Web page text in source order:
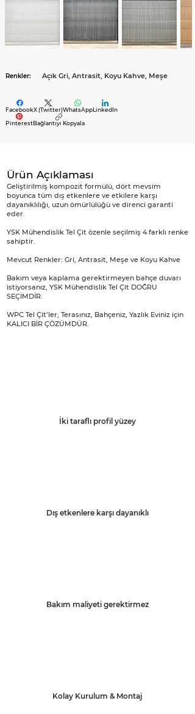
Renkler: Açık Gri, Antrasit, Koyu Kahve, Meşe
FacebookX (Twitter)WhatsAppLinkedIn
PinterestBağlantıyı Kopyala
Ürün Açıklaması
Geliştirilmiş kompozit formülü, dört mevsim
boyunca tüm dış etkenlere ve etkilere karşı
dayanıklılığı, uzun ömürlülüğü ve direnci garanti
eder.
YSK Mühendislik Tel Çit özenle seçilmiş 4 farklı renke
sahiptir.
Mevcut Renkler: Gri, Antrasit, Meşe ve Koyu Kahve
Bakım veya kaplama gerektirmeyen bahçe duvarı
istiyorsanız, YSK Mühendislik Tel Çit DOĞRU
SEÇİMDİR.
WPC Tel Çit’ler; Terasınız, Bahçeniz, Yazlık Eviniz için
KALICI BİR ÇÖZÜMDÜR.
İki taraflı profil yüzey
Dış etkenlere karşı dayanıklı
Bakım maliyeti gerektirmez
Kolay Kurulum & Montaj